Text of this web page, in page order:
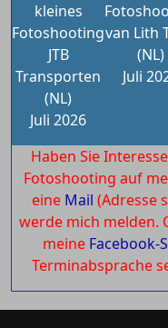
kleines
Fotoshooting
JTB
Transporten
(NL)
Juli 2026
van Lith
(NL)
Juli
Haben Sie
Fotoshooting auf
eine Mail (Adresse
werde mich melden.
meine Facebook-
Terminabsprache